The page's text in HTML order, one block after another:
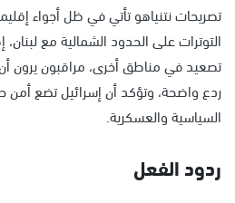
تصريحات نتنياهو تأتي في ظل أجواء
التوترات على الحدود الشمالية مع
تصعيد في مناطق أخرى، مراقبون يرون
ردع واضحة، وتؤكد أن إسرائيل تضع أمن
السياسية والعسكرية.
ردود الفعل